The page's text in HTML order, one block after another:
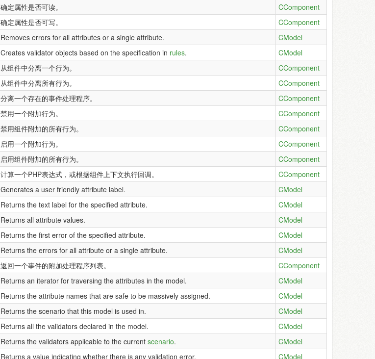
确定属性是否可读。
CComponent
确定属性是否可写。
CComponent
Removes errors for all attributes or a single attribute.
CModel
Creates validator objects based on the specification in rules.
CModel
从组件中分离一个行为。
CComponent
从组件中分离所有行为。
CComponent
分离一个存在的事件处理程序。
CComponent
禁用一个附加行为。
CComponent
禁用组件附加的所有行为。
CComponent
启用一个附加行为。
CComponent
启用组件附加的所有行为。
CComponent
计算一个PHP表达式，或根据组件上下文执行回调。
CComponent
Generates a user friendly attribute label.
CModel
Returns the text label for the specified attribute.
CModel
Returns all attribute values.
CModel
Returns the first error of the specified attribute.
CModel
Returns the errors for all attribute or a single attribute.
CModel
返回一个事件的附加处理程序列表。
CComponent
Returns an iterator for traversing the attributes in the model.
CModel
Returns the attribute names that are safe to be massively assigned.
CModel
Returns the scenario that this model is used in.
CModel
Returns all the validators declared in the model.
CModel
Returns the validators applicable to the current scenario.
CModel
Returns a value indicating whether there is any validation error.
CModel